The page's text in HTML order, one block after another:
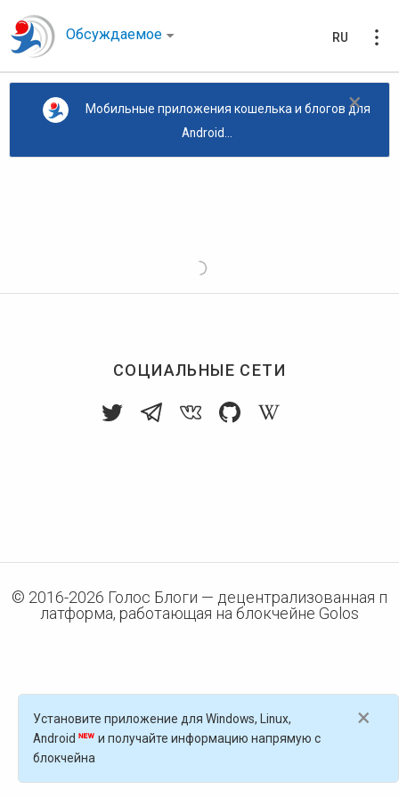
Обсуждаемое RU
×
Мобильные приложения кошелька и блогов для
Android...
СОЦИАЛЬНЫЕ СЕТИ
© 2016-2026 Голос Блоги — децентрализованная п
латформа, работающая на блокчейне Golos
×
Установите приложение для Windows, Linux,
Android
и получайте информацию напрямую с
блокчейна